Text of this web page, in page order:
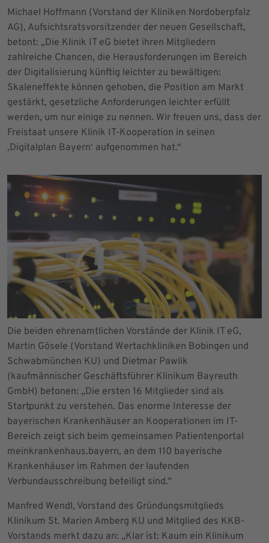
Michael Hoffmann (Vorstand der Kliniken Nordoberpfalz
AG), Aufsichtsratsvorsitzender der neuen Gesellschaft,
betont: „Die Klinik IT eG bietet ihren Mitgliedern
zahlreiche Chancen, die Herausforderungen im Bereich
der Digitalisierung künftig leichter zu bewältigen:
Skaleneffekte können gehoben, die Position am Markt
gestärkt, gesetzliche Anforderungen leichter erfüllt
werden, um nur einige zu nennen. Wir freuen uns, dass der
Freistaat unsere Klinik IT-Kooperation in seinen
‚Digitalplan Bayern‘ aufgenommen hat.“
Die beiden ehrenamtlichen Vorstände der Klinik IT eG,
Martin Gösele (Vorstand Wertachkliniken Bobingen und
Schwabmünchen KU) und Dietmar Pawlik
(kaufmännischer Geschäftsführer Klinikum Bayreuth
GmbH) betonen: „Die ersten 16 Mitglieder sind als
Startpunkt zu verstehen. Das enorme Interesse der
bayerischen Krankenhäuser an Kooperationen im IT-
Bereich zeigt sich beim gemeinsamen Patientenportal
meinkrankenhaus.bayern, an dem 110 bayerische
Krankenhäuser im Rahmen der laufenden
Verbundausschreibung beteiligt sind.“
Manfred Wendl, Vorstand des Gründungsmitglieds
Klinikum St. Marien Amberg KU und Mitglied des KKB-
Vorstands merkt dazu an: „Klar ist: Kaum ein Klinikum